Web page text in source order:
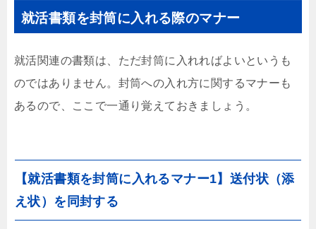
就活書類を封筒に入れる際のマナー
就活関連の書類は、ただ封筒に入れればよいというも
のではありません。封筒への入れ方に関するマナーも
あるので、ここで一通り覚えておきましょう。
【就活書類を封筒に入れるマナー1】送付状（添
え状）を同封する